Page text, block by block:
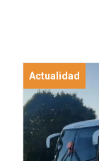
Actualidad